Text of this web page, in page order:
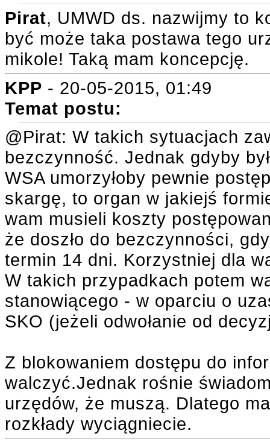
Pirat, UMWD ds. nazwijmy to
być może taka postawa tego
mikole! Taką mam koncepcję.
KPP - 20-05-2015, 01:49
Temat postu:
@Pirat: W takich sytuacjach
bezczynność. Jednak gdyby
WSA umorzyłoby pewnie
skargę, to organ w jakiejś
wam musieli koszty
że doszło do bezczynności,
termin 14 dni. Korzystniej dla
W takich przypadkach potem
stanowiącego - w oparciu o
SKO (jeżeli odwołanie od
Z blokowaniem dostępu do
walczyć.Jednak rośnie
urzędów, że muszą. Dlatego
rozkłady wyciągniecie.